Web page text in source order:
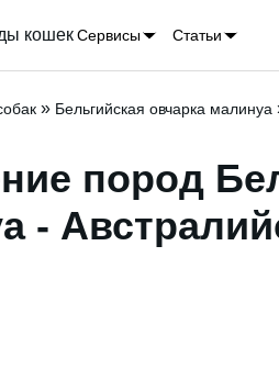
кошекСервисы Статьи
» Бельгийская овчарка малинуа
пород
-